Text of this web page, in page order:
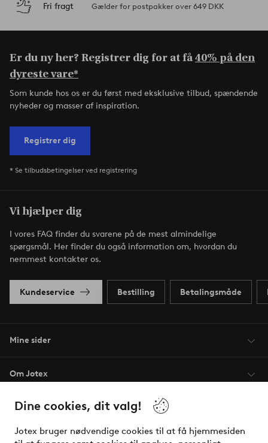
Dine cookies, dit valg!
Jotex bruger nødvendige cookies til at få hjemmesiden
Fri fragt Gælder for postpakker over 649 DKK
Er du ny her? Registrer dig for at få40% på den
dyreste vare*
Som kunde hos os er du først med eksklusive tilbud, spændende
nyheder og masser af inspiration.
Registrer dig
* Se tilbudsbetingelser ved registrering
Vi hjælper dig
I vores FAQ finder du svarene på de mest almindelige
spørgsmål. Her finder du også information om, hvordan du
nemmest kontakter os.
Kundeservice Bestilling Betalingsmåde
Mine sider
Om Jotex
Vilkår